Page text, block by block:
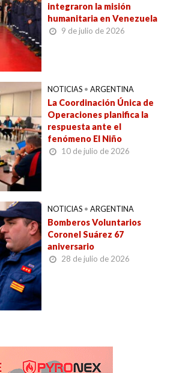
integraron la misión
humanitaria en Venezuela
9 de julio de 2026
NOTICIAS • ARGENTINA
La Coordinación Única de
Operaciones planifica la
respuesta ante el
fenómeno El Niño
10 de julio de 2026
NOTICIAS • ARGENTINA
Bomberos Voluntarios
Coronel Suárez 67
aniversario
28 de julio de 2026